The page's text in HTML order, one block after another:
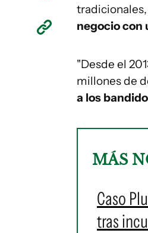
negocio con
"Desde el
millones de
a los
MÁS
Caso
tras